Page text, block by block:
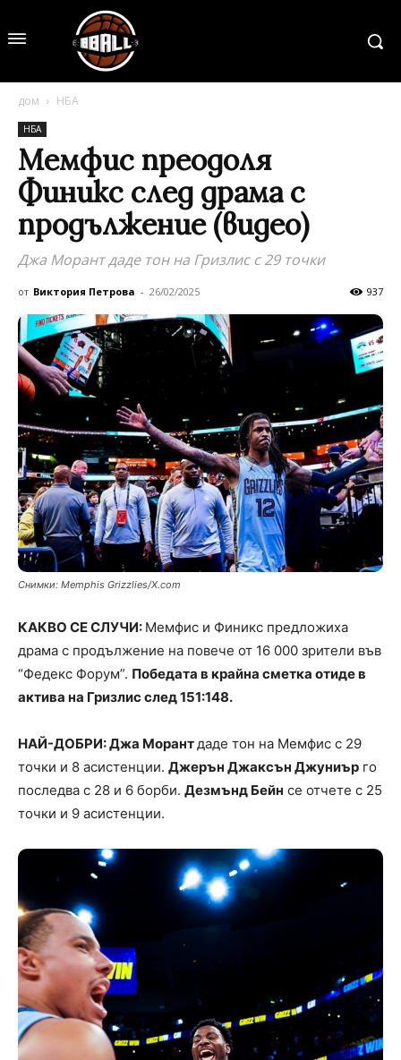
дом НБА
НБА
Мемфис преодоля
Финикс след драма с
продължение (видео)
Джа Морант даде тон на Гризлис с 29 точки
от Виктория Петрова - 26/02/2025 937
Снимки: Memphis Grizzlies/X.com
КАКВО СЕ СЛУЧИ: Мемфис и Финикс предложиха
драма с продължение на повече от 16 000 зрители във
“Федекс Форум”. Победата в крайна сметка отиде в
актива на Гризлис след 151:148.
НАЙ-ДОБРИ: Джа Морантдаде тон на Мемфис с 29
точки и 8 асистенции. Джерън Джаксън Джуниър го
последва с 28 и 6 борби. Дезмънд Бейн се отчете с 25
точки и 9 асистенции.